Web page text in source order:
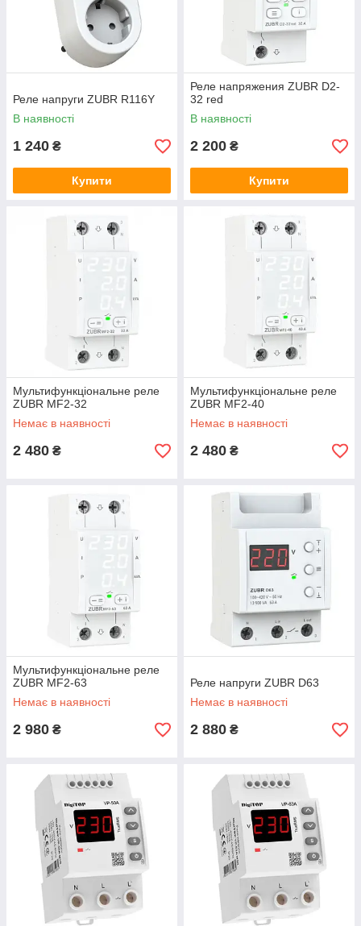
Реле напруги ZUBR R116Y
В наявності
1 240 ₴
Купити
Реле напряжения ZUBR D2-
32 red
В наявності
2 200 ₴
Купити
Мультифункціональне реле
ZUBR MF2-32
Немає в наявності
2 480 ₴
Мультифункціональне реле
ZUBR MF2-40
Немає в наявності
2 480 ₴
Мультифункціональне реле
ZUBR MF2-63
Немає в наявності
2 980 ₴
Реле напруги ZUBR D63
Немає в наявності
2 880 ₴